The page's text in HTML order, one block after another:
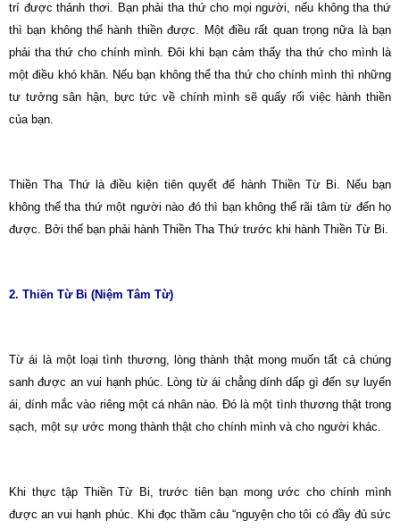
trí được thảnh thơi. Bạn phải tha thứ cho mọi người, nếu không tha thứ
thì bạn không thể hành thiền được. Một điều rất quan trọng nữa là bạn
phải tha thứ cho chính mình. Ðôi khi bạn cảm thấy tha thứ cho mình là
một điều khó khăn. Nếu bạn không thể tha thứ cho chính mình thì những
tư tưởng sân hận, bực tức về chính mình sẽ quấy rối việc hành thiền
của bạn.
Thiền Tha Thứ là điều kiện tiên quyết để hành Thiền Từ Bi. Nếu bạn
không thể tha thứ một người nào đó thì bạn không thể rãi tâm từ đến họ
được. Bởi thế bạn phải hành Thiền Tha Thứ trước khi hành Thiền Từ Bi.
2. Thiền Từ Bi (Niệm Tâm Từ)
Từ ái là một loại tình thương, lòng thành thật mong muốn tất cả chúng
sanh được an vui hạnh phúc. Lòng từ ái chẳng dính dấp gì đến sự luyến
ái, dính mắc vào riêng một cá nhân nào. Ðó là một tình thương thật trong
sạch, một sự ước mong thành thật cho chính mình và cho người khác.
Khi thực tập Thiền Từ Bi, trước tiên bạn mong ước cho chính mình
được an vui hạnh phúc. Khi đọc thầm câu “nguyện cho tôi có đầy đủ sức